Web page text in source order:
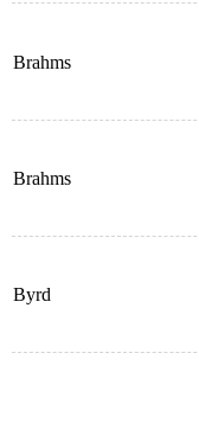
Brahms
Brahms
Byrd